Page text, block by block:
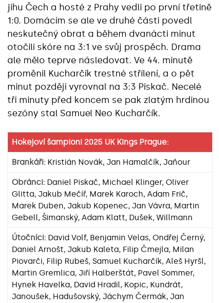
jihu Čech a hosté z Prahy vedli po první třetině
1:0. Domácím se ale ve druhé části povedl
neskutečný obrat a během dvanácti minut
otočili skóre na 3:1 ve svůj prospěch. Drama
ale mělo teprve následovat. Ve 44. minutě
proměnil Kucharčík trestné střílení, a o pět
minut později vyrovnal na 3:3 Piskač. Necelé
tři minuty před koncem se pak zlatým hrdinou
sezóny stal Samuel Neo Kucharčík.
Hokejoví šampioni 2025 UK Kings Prague:
Brankáři: Kristián Novák, Jan Hamalčík, Jaňour
Obránci: Daniel Piskač, Michael Klinger, Oliver
Glitta, Jakub Mečíř, Marek Karoch, Adam Frič,
Marek Duben, Jakub Kopenec, Jan Vávra, Martin
Gebell, Šimanský, Adam Klatt, Dušek, Willmann
Útočníci: David Volf, Benjamin Velas, Ondřej Černý,
Daniel Arnošt, Jakub Kaleta, Filip Čmejla, Milan
Piovarči, Filip Rubeš, Samuel Kucharčík, Aleš Hyršl,
Martin Gremlica, Jiří Halberštát, Pavel Sommer,
Hynek Havelka, David Hradil, Kopic, Kundrát,
Janoušek, Hadušovský, Jáchym Čermák, Jan